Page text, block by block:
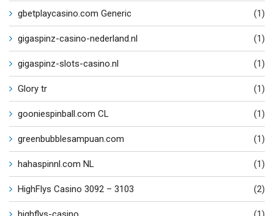
gbetplaycasino.com Generic (1)
gigaspinz-casino-nederland.nl (1)
gigaspinz-slots-casino.nl (1)
Glory tr (1)
gooniespinball.com CL (1)
greenbubblesampuan.com (1)
hahaspinnl.com NL (1)
HighFlys Casino 3092 – 3103 (2)